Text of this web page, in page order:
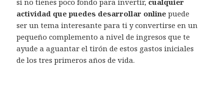
si no tienes poco fondo para invertir, cualquier
actividad que puedes desarrollar online puede
ser un tema interesante para ti y convertirse en un
pequeño complemento a nivel de ingresos que te
ayude a aguantar el tirón de estos gastos iniciales
de los tres primeros años de vida.